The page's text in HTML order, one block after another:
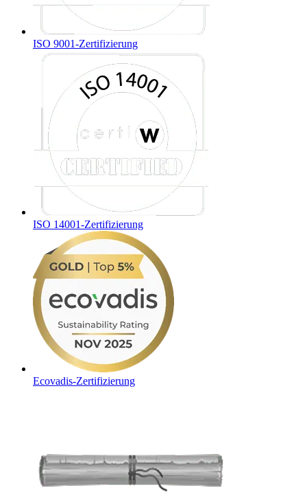
ISO 9001-Zertifizierung
ISO 14001-Zertifizierung
Ecovadis-Zertifizierung